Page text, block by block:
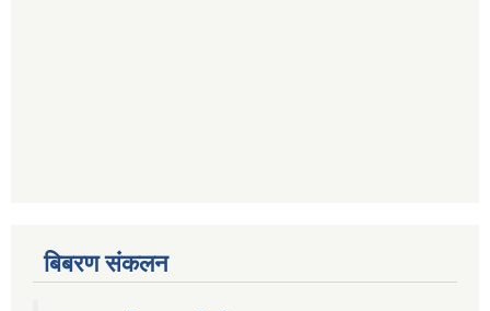
बिबरण संकलन